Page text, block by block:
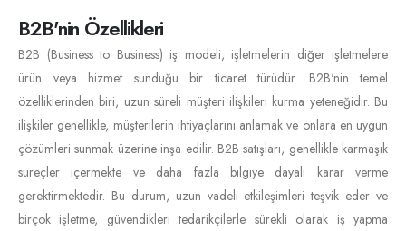
B2B'nin Özellikleri
B2B (Business to Business) iş modeli, işletmelerin diğer işletmelere
ürün veya hizmet sunduğu bir ticaret türüdür. B2B'nin temel
özelliklerinden biri, uzun süreli müşteri ilişkileri kurma yeteneğidir. Bu
ilişkiler genellikle, müşterilerin ihtiyaçlarını anlamak ve onlara en uygun
çözümleri sunmak üzerine inşa edilir. B2B satışları, genellikle karmaşık
süreçler içermekte ve daha fazla bilgiye dayalı karar verme
gerektirmektedir. Bu durum, uzun vadeli etkileşimleri teşvik eder ve
birçok işletme, güvendikleri tedarikçilerle sürekli olarak iş yapma